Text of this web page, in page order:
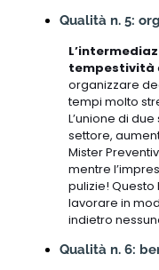
Qualità n. 5:
tempestività
organizzare
tempi molto
L’unione di
settore,
Mister
mentre
pulizie!
lavorare in
indietro
Qualità n. 6: